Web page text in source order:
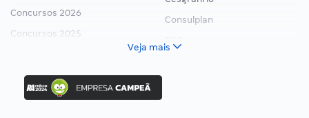
Concursos 2026
Concursos 2025
Concurso Nacional Unificado
Concurso Ibama
Concurso MPU
Consulplan
Veja mais